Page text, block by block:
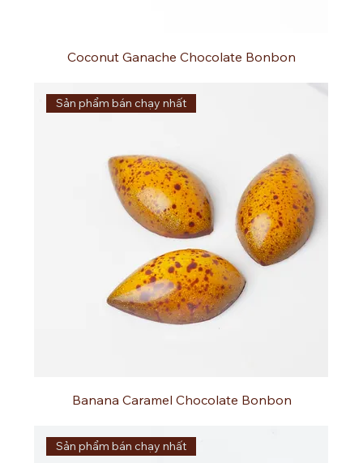
Coconut Ganache Chocolate Bonbon
Sản phẩm bán chạy nhất
Banana Caramel Chocolate Bonbon
Sản phẩm bán chạy nhất